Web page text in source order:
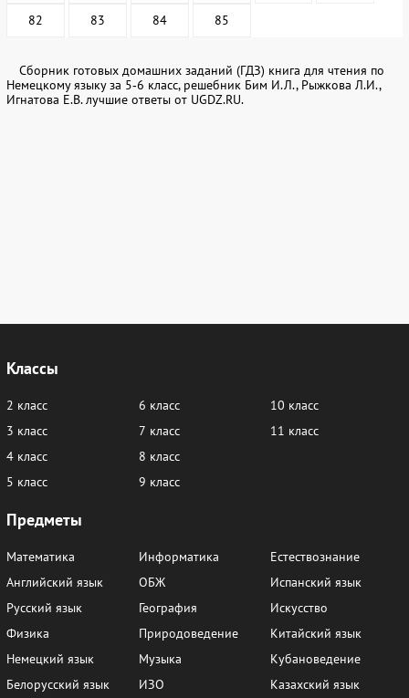
82 83 84 85
Сборник готовых домашних заданий (ГДЗ) книга для чтения по
Немецкому языку за 5‐6 класс, решебник Бим И.Л., Рыжкова Л.И.,
Игнатова Е.В. лучшие ответы от UGDZ.RU.
Классы
2 класс
3 класс
4 класс
5 класс
6 класс
7 класс
8 класс
9 класс
10 класс
11 класс
Предметы
Математика
Английский язык
Русский язык
Физика
Немецкий язык
Белорусский язык
Информатика
ОБЖ
География
Природоведение
Музыка
ИЗО
Естествознание
Испанский язык
Искусство
Китайский язык
Кубановедение
Казахский язык